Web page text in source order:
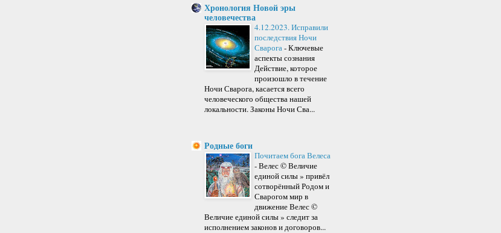
Хронология Новой эры
человечества
4.12.2023. Исправили
последствия Ночи
Сварога-Ключевые
аспекты сознания
Действие, которое
произошло в течение
Ночи Сварога, касается всего
человеческого общества нашей
локальности. Законы Ночи Сва...
Родные боги
Почитаем бога Велеса
-Велес © Величие
единой силы » привёл
сотворённый Родом и
Сварогом мир в
движение Велес ©
Величие единой силы » следит за
исполнением законов и договоров...